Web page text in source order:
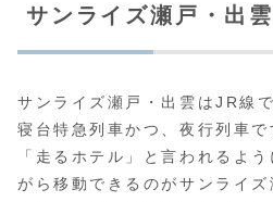
サンライズ瀬戸・出
サンライズ瀬戸・出雲はJR線
寝台特急列車かつ、夜行列車で
「走るホテル」と言われるよ
がら移動できるのがサンライズ